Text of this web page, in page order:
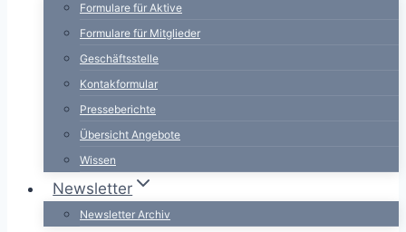
Formulare für Aktive
Formulare für Mitglieder
Geschäftsstelle
Kontakformular
Presseberichte
Übersicht Angebote
Wissen
Newsletter
Newsletter Archiv